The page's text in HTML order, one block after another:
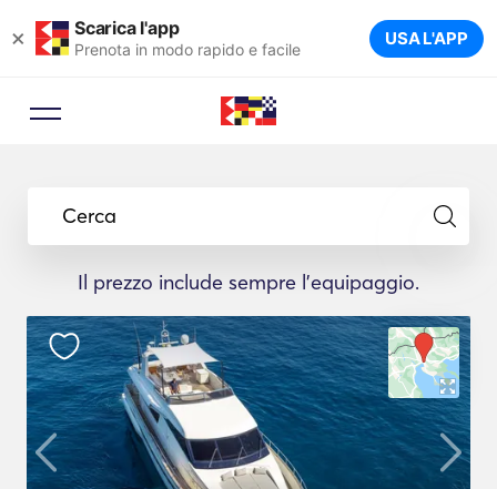
× Scarica l'app
Prenota in modo rapido e facile USA L'APP
Cerca
Il prezzo include sempre l'equipaggio.
Lasci che un esperto di viaggi le
suggerisca gli yacht ideali per il suo
viaggio.